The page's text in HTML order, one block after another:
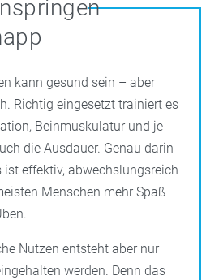
kann gesund sein – aber
Richtig eingesetzt trainiert es
Beinmuskulatur und je
die Ausdauer. Genau darin
ist effektiv, abwechslungsreich
Menschen mehr Spaß
Nutzen entsteht aber nur
werden. Denn das